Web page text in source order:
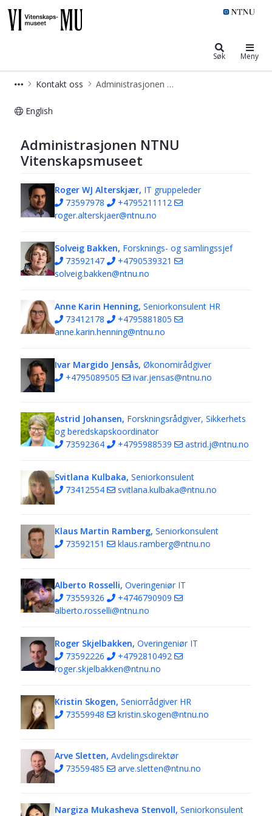
Søk Meny
Kontakt oss Administrasjonen NTNU Vitenskapsmuseet
English
Administrasjonen NTNU
Vitenskapsmuseet
Roger WJ Alterskjær, IT gruppeleder
73597978
+4795211112
roger.alterskjaer@ntnu.no
Solveig Bakken, Forsknings- og samlingssjef
73592147
+4790539321
solveig.bakken@ntnu.no
Anne Karin Henning, Seniorkonsulent HR
73412178
+4795881805
anne.karin.henning@ntnu.no
Ivar Margido Jensås, Økonomirådgiver
+4795089505
ivar.jensas@ntnu.no
Astrid Johansen, Forskningsrådgiver, Sikkerhets
og beredskapskoordinator
73592364
+4795988539 astrid.j@ntnu.no
Svitlana Kulbaka, Seniorkonsulent
73412554
svitlana.kulbaka@ntnu.no
Klaus Martin Ramberg, Seniorkonsulent
73592151
klaus.ramberg@ntnu.no
Alberto Rosselli, Overingeniør IT
73559326
+4746790909
alberto.rosselli@ntnu.no
Roger Skjelbakken, Overingeniør IT
73592226
+4792810492
roger.skjelbakken@ntnu.no
Kristin Skogen, Seniorrådgiver HR
73559948
kristin.skogen@ntnu.no
Arve Sletten, Avdelingsdirektør
73559485
arve.sletten@ntnu.no
Nargiza Mukasheva Stenvoll, Seniorkonsulent